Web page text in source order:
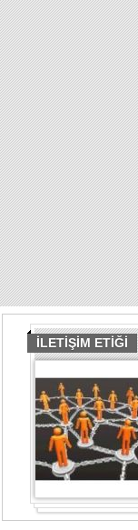
İLETİŞİM ETİĞİ